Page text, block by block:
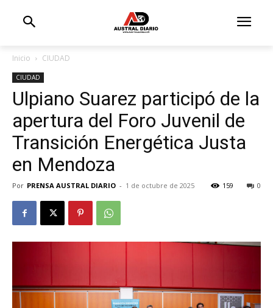
Inicio CIUDAD
CIUDAD
Ulpiano Suarez participó de la
apertura del Foro Juvenil de
Transición Energética Justa
en Mendoza
Por PRENSA AUSTRAL DIARIO - 1 de octubre de 2025 0
159